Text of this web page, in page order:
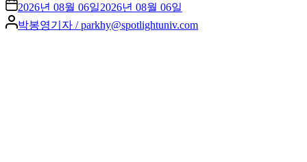
2026년 08월 06일2026년 08월 06일
Posted
by
박봉영기자 / parkhy@spotlightuniv.com